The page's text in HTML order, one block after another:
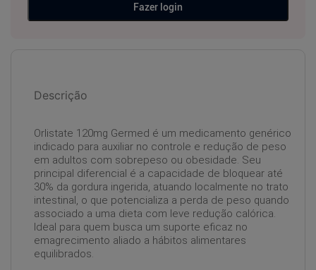
Fazer login
Descrição
Orlistate 120mg Germed é um medicamento genérico
indicado para auxiliar no controle e redução de peso
em adultos com sobrepeso ou obesidade. Seu
principal diferencial é a capacidade de bloquear até
30% da gordura ingerida, atuando localmente no trato
intestinal, o que potencializa a perda de peso quando
associado a uma dieta com leve redução calórica.
Ideal para quem busca um suporte eficaz no
emagrecimento aliado a hábitos alimentares
equilibrados.